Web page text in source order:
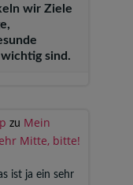
wir Ziele
sind.
zu Mein
Mitte, bitte!
ist ja ein sehr